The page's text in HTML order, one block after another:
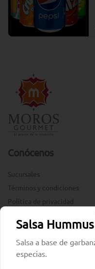
Conócenos
Sucursales
Términos y condiciones
Política de privacidad
Redes sociales
Instagram
Facebook
Salsa
Salsa a base de
especias.